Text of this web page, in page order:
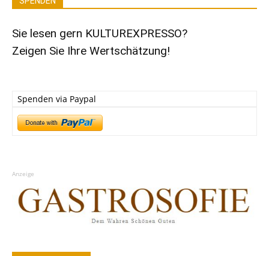
Sie lesen gern KULTUREXPRESSO?
Zeigen Sie Ihre Wertschätzung!
Spenden via Paypal
Anzeige